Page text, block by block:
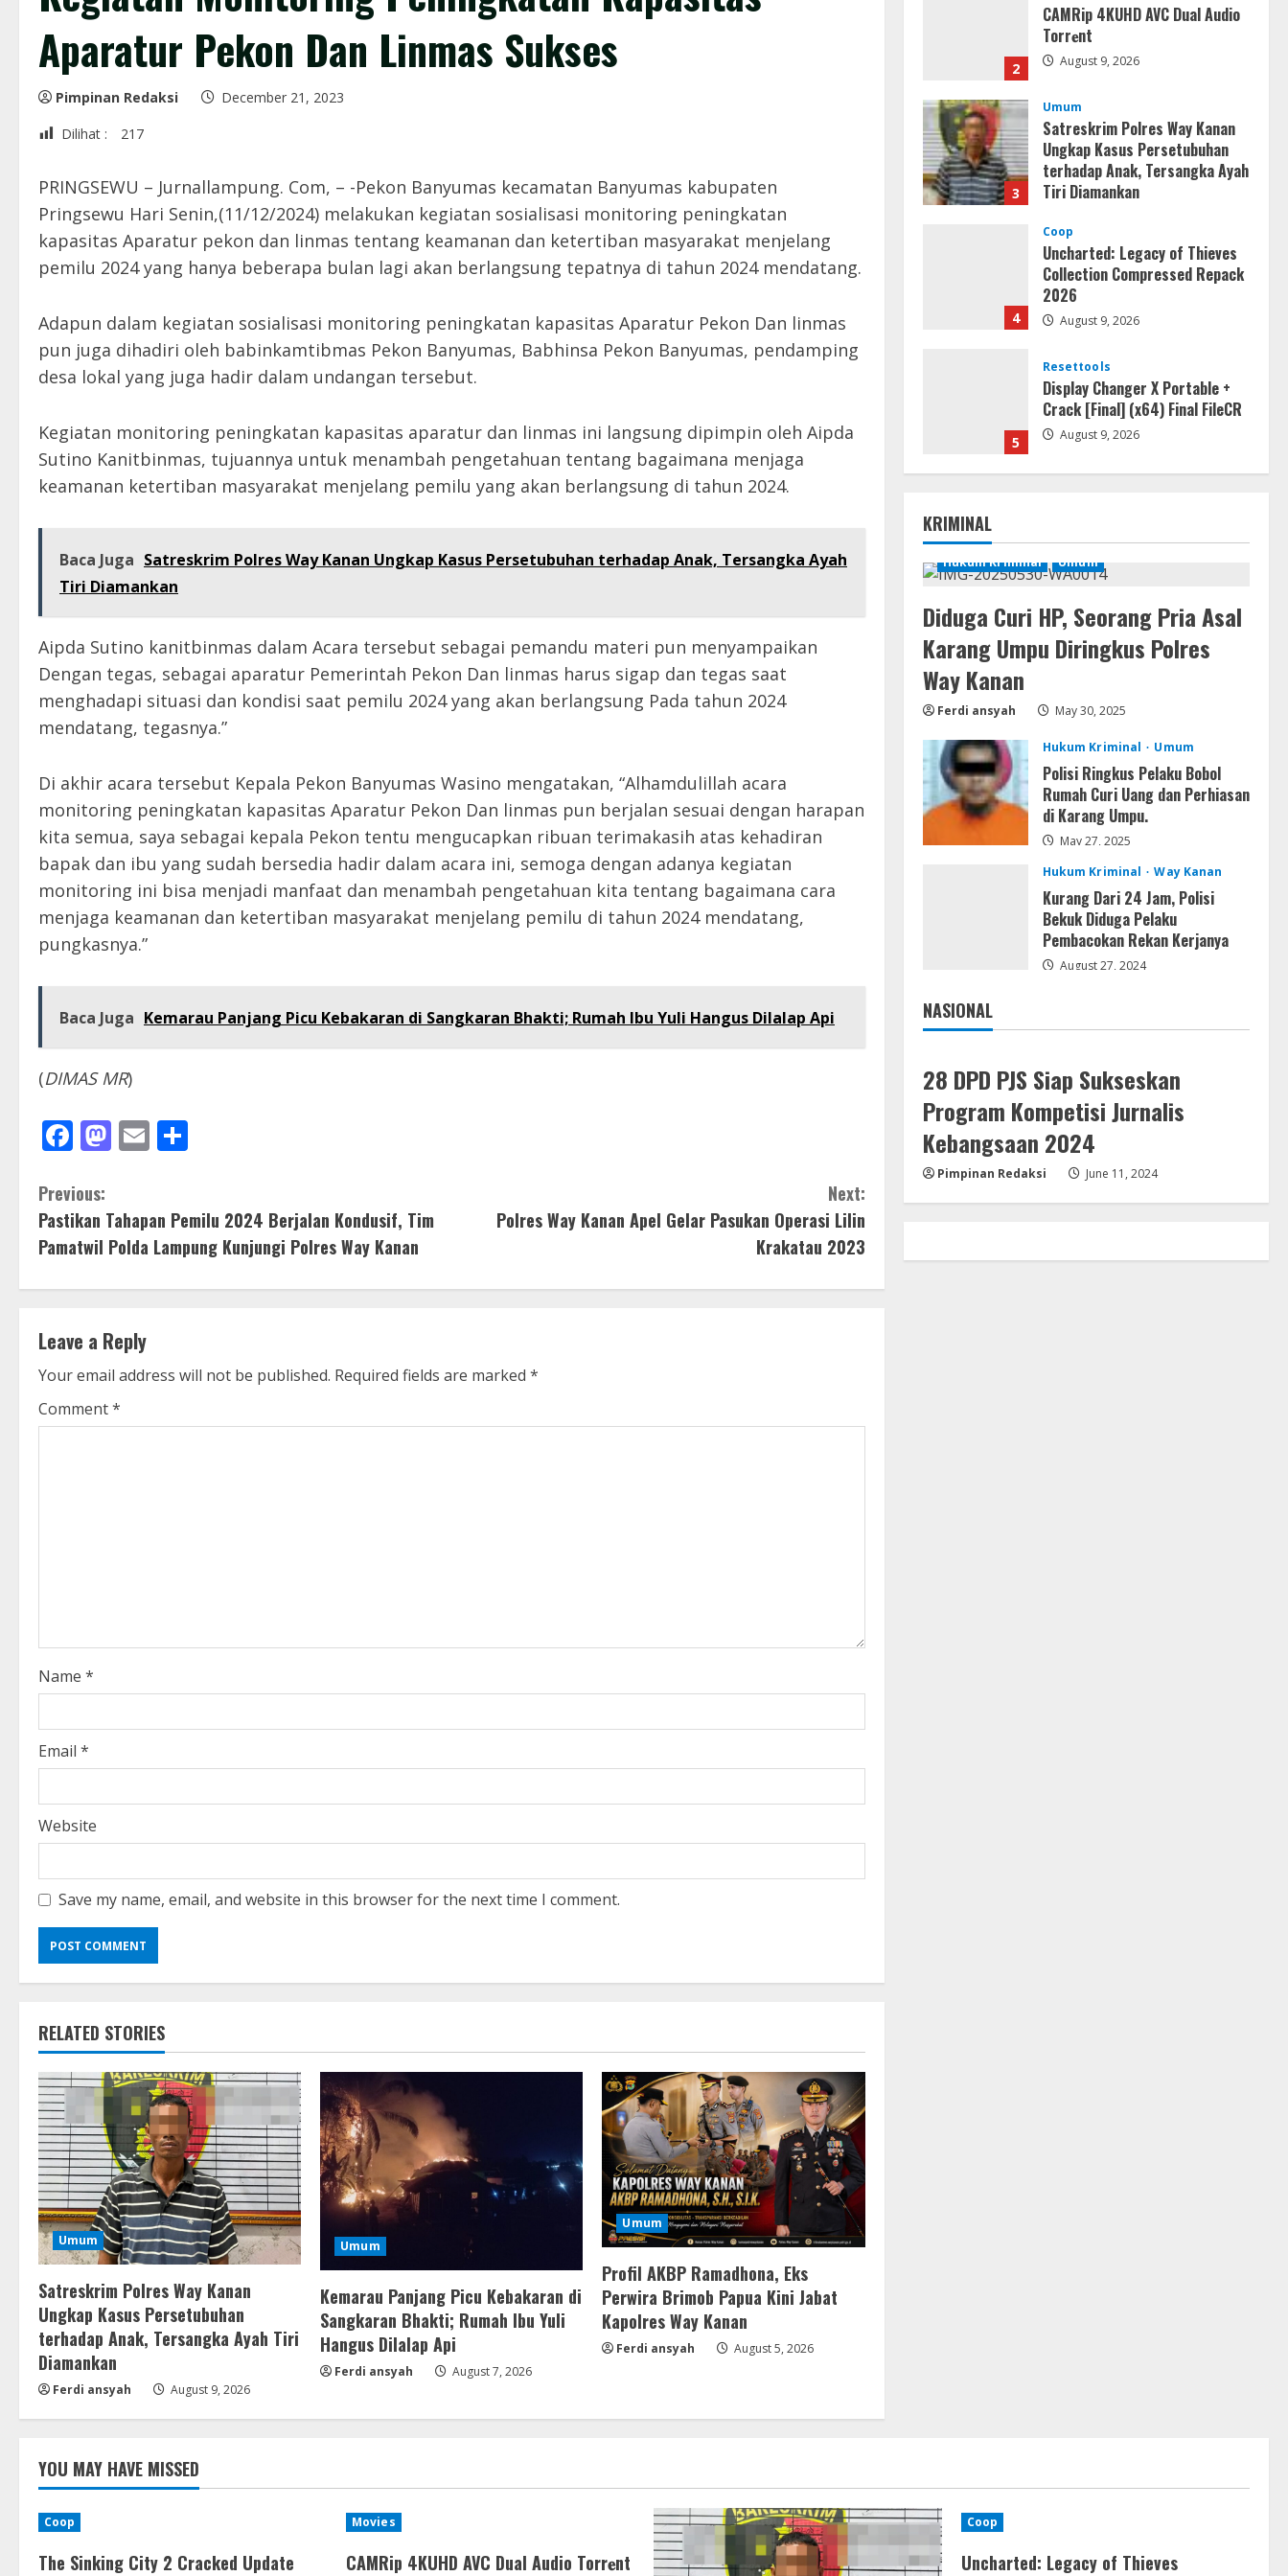
Aparatur Pekon Dan Linmas Sukses
Pimpinan Redaksi
December 21, 2023
Dilihat :
217
PRINGSEWU – Jurnallampung. Com, – -Pekon Banyumas kecamatan Banyumas kabupaten
Pringsewu Hari Senin,(11/12/2024) melakukan kegiatan sosialisasi monitoring peningkatan
kapasitas Aparatur pekon dan linmas tentang keamanan dan ketertiban masyarakat menjelang
pemilu 2024 yang hanya beberapa bulan lagi akan berlangsung tepatnya di tahun 2024 mendatang.
Adapun dalam kegiatan sosialisasi monitoring peningkatan kapasitas Aparatur Pekon Dan linmas
pun juga dihadiri oleh babinkamtibmas Pekon Banyumas, Babhinsa Pekon Banyumas, pendamping
desa lokal yang juga hadir dalam undangan tersebut.
Kegiatan monitoring peningkatan kapasitas aparatur dan linmas ini langsung dipimpin oleh Aipda
Sutino Kanitbinmas, tujuannya untuk menambah pengetahuan tentang bagaimana menjaga
keamanan ketertiban masyarakat menjelang pemilu yang akan berlangsung di tahun 2024.
Baca Juga Satreskrim Polres Way Kanan Ungkap Kasus Persetubuhan terhadap Anak, Tersangka Ayah
Tiri Diamankan
Aipda Sutino kanitbinmas dalam Acara tersebut sebagai pemandu materi pun menyampaikan
Dengan tegas, sebagai aparatur Pemerintah Pekon Dan linmas harus sigap dan tegas saat
menghadapi situasi dan kondisi saat pemilu 2024 yang akan berlangsung Pada tahun 2024
mendatang, tegasnya.”
Di akhir acara tersebut Kepala Pekon Banyumas Wasino mengatakan, “Alhamdulillah acara
monitoring peningkatan kapasitas Aparatur Pekon Dan linmas pun berjalan sesuai dengan harapan
kita semua, saya sebagai kepala Pekon tentu mengucapkan ribuan terimakasih atas kehadiran
bapak dan ibu yang sudah bersedia hadir dalam acara ini, semoga dengan adanya kegiatan
monitoring ini bisa menjadi manfaat dan menambah pengetahuan kita tentang bagaimana cara
menjaga keamanan dan ketertiban masyarakat menjelang pemilu di tahun 2024 mendatang,
pungkasnya.”
Baca Juga Kemarau Panjang Picu Kebakaran di Sangkaran Bhakti; Rumah Ibu Yuli Hangus Dilalap Api
(DIMAS MR)
Facebook
Mastodon
Email
C
o
n
i
n
u
d
i
n
g
Previous:
Pastikan Tahapan Pemilu 2024 Berjalan Kondusif, Tim
Pamatwil Polda Lampung Kunjungi Polres Way Kanan
Next:
Polres Way Kanan Apel Gelar Pasukan Operasi Lilin
Krakatau 2023
Leave a Reply
Your email address will not be published. Required fields are marked *
Comment*
Name *
Email *
Website
Save my name, email, and website in this browser for the next time I comment.
RELATED STORIES
Umum
Satreskrim Polres Way Kanan
Ungkap Kasus Persetubuhan
terhadap Anak, Tersangka Ayah Tiri
Diamankan
Ferdi ansyah August 9, 2026
Umum
Kemarau Panjang Picu Kebakaran di
Sangkaran Bhakti; Rumah Ibu Yuli
Hangus Dilalap Api
Ferdi ansyah August 7, 2026
Umum
Profil AKBP Ramadhona, Eks
Perwira Brimob Papua Kini Jabat
Kapolres Way Kanan
Ferdi ansyah August 5, 2026
2
CAMRip 4KUHD AVC Dual Audio
Torr𝐞nt
August 9, 2026
3
Umum
Satreskrim Polres Way Kanan
Ungkap Kasus Persetubuhan
terhadap Anak, Tersangka Ayah
Tiri Diamankan
4
Coop
Uncharted: Legacy of Thieves
Collection Compressed Repack
2026
August 9, 2026
5
Resettools
Display Changer X Portable +
Crack [Final] (x64) Final FileCR
August 9, 2026
1
Desktop Version .torrent
August 9, 2026
2
Movies
CAMRip 4KUHD AVC Dual Audio
Torr𝐞nt
3
Satreskrim Polres Way Kanan
Ungkap Kasus Persetubuhan
terhadap Anak, Tersangka Ayah
Tiri Diamankan
August 9, 2026
Uncharted: Legacy of Thieves
Collection Compressed Repack
2026
August 9, 2026
Crack [Final] (x64) Final FileCR
KRIMINAL
Hukum Kriminal Umum
Diduga Curi HP, Seorang Pria Asal
Karang Umpu Diringkus Polres
Way Kanan
Ferdi ansyah May 30, 2025
Hukum Kriminal Umum
Polisi Ringkus Pelaku Bobol
Rumah Curi Uang dan Perhiasan
di Karang Umpu.
May 27, 2025
Hukum Kriminal
Way Kanan
Kurang Dari 24 Jam, Polisi
Bekuk Diduga Pelaku
Pembacokan Rekan Kerjanya
August 27, 2024
NASIONAL
Jakarta
28 DPD PJS Siap Sukseskan
Program Kompetisi Jurnalis
Kebangsaan 2024
Pimpinan Redaksi June 11, 2024
YOU MAY HAVE MISSED
Coop
The Sinking City 2 Cracked Update
Movies
CAMRip 4KUHD AVC Dual Audio Torr𝐞nt
Coop
Uncharted: Legacy of Thieves